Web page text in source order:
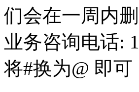
们会在一周内
业务咨询电话:
将#换为@ 即可